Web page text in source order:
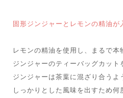
固形ジンジャーとレモンの精油が
レモンの精油を使用し、まるで本
ジンジャーのティーバッグカット
ジンジャーは茶葉に混ざり合うよ
しっかりとした風味を出すため何